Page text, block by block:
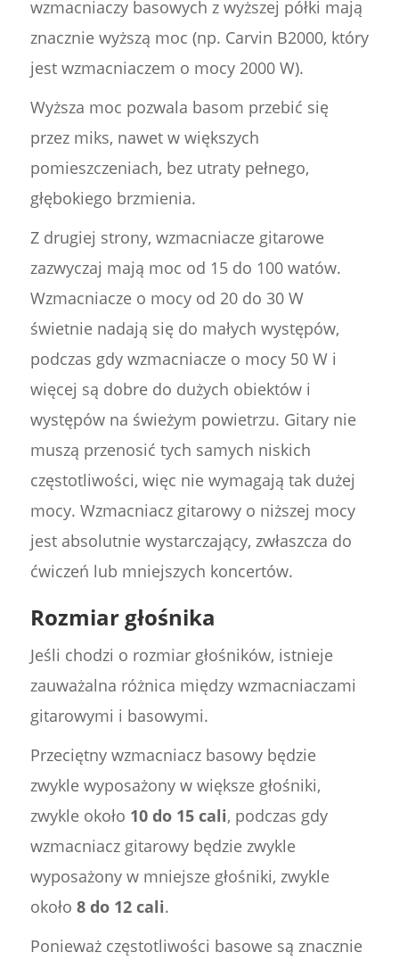
wzmacniaczy basowych z wyższej półki mają
znacznie wyższą moc (np. Carvin B2000, który
jest wzmacniaczem o mocy 2000 W).
Wyższa moc pozwala basom przebić się
przez miks, nawet w większych
pomieszczeniach, bez utraty pełnego,
głębokiego brzmienia.
Z drugiej strony, wzmacniacze gitarowe
zazwyczaj mają moc od 15 do 100 watów.
Wzmacniacze o mocy od 20 do 30 W
świetnie nadają się do małych występów,
podczas gdy wzmacniacze o mocy 50 W i
więcej są dobre do dużych obiektów i
występów na świeżym powietrzu. Gitary nie
muszą przenosić tych samych niskich
częstotliwości, więc nie wymagają tak dużej
mocy. Wzmacniacz gitarowy o niższej mocy
jest absolutnie wystarczający, zwłaszcza do
ćwiczeń lub mniejszych koncertów.
Rozmiar głośnika
Jeśli chodzi o rozmiar głośników, istnieje
zauważalna różnica między wzmacniaczami
gitarowymi i basowymi.
Przeciętny wzmacniacz basowy będzie
zwykle wyposażony w większe głośniki,
zwykle około 10 do 15 cali, podczas gdy
wzmacniacz gitarowy będzie zwykle
wyposażony w mniejsze głośniki, zwykle
około 8 do 12 cali.
Ponieważ częstotliwości basowe są znacznie